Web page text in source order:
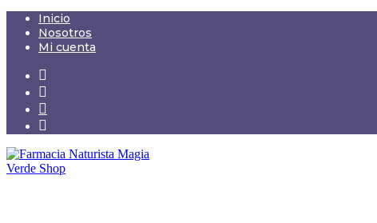
Saltar
contenido
Inicio
Nosotros
Mi cuenta